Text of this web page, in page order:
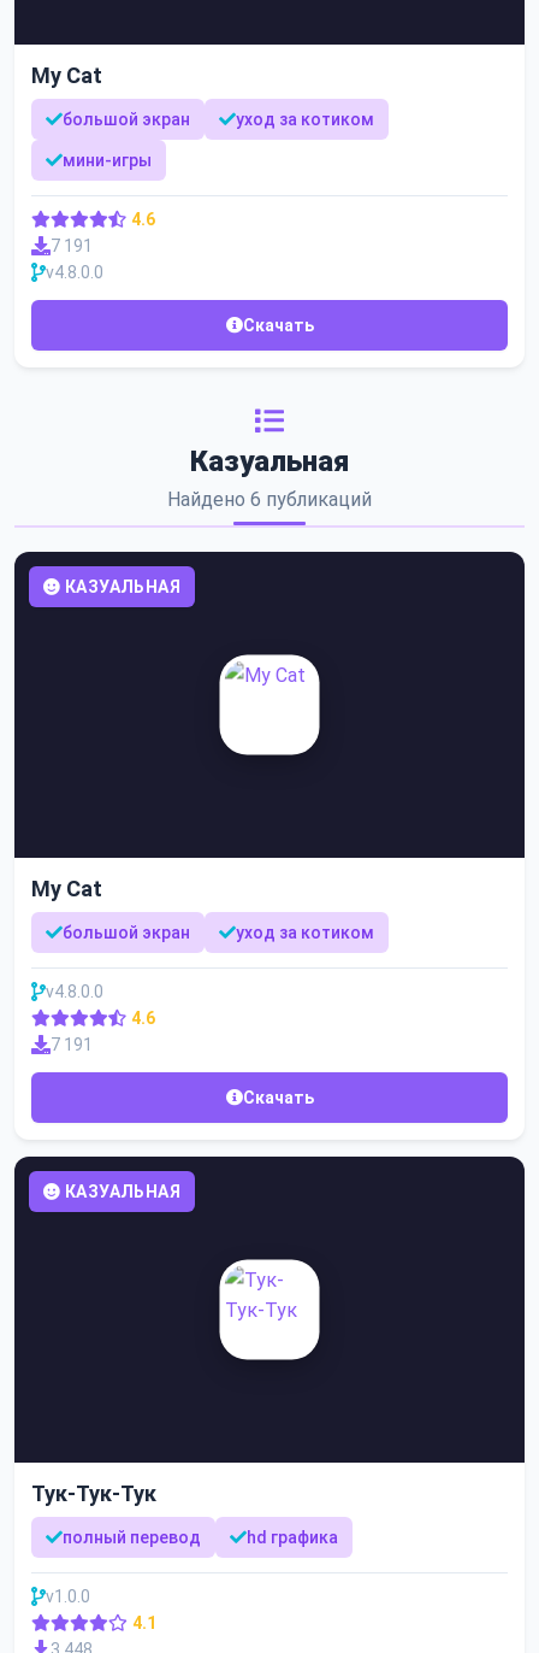
My Cat
большой экран уход за котиком
мини-игры
4.6
7 191
v4.8.0.0
Скачать
Казуальная
Найдено 6 публикаций
КАЗУАЛЬНАЯ
My Cat
большой экран уход за котиком
v4.8.0.0
4.6
7 191
Скачать
КАЗУАЛЬНАЯ
Тук-Тук-Тук
полный перевод hd графика
v1.0.0
4.1